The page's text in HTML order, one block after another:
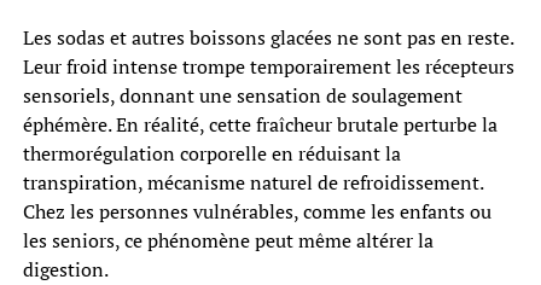
Les sodas et autres boissons glacées ne sont pas en reste.
Leur froid intense trompe temporairement les récepteurs
sensoriels, donnant une sensation de soulagement
éphémère. En réalité, cette fraîcheur brutale perturbe la
thermorégulation corporelle en réduisant la
transpiration, mécanisme naturel de refroidissement.
Chez les personnes vulnérables, comme les enfants ou
les seniors, ce phénomène peut même altérer la
digestion.